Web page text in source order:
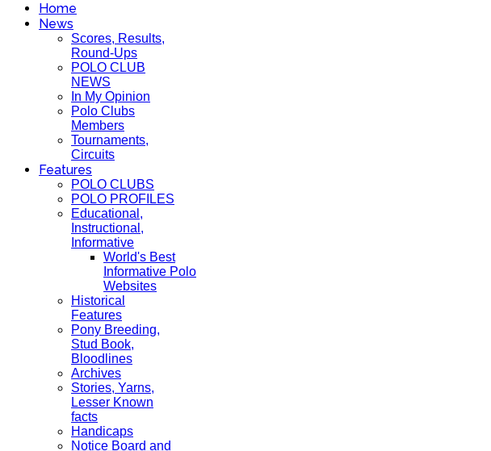
Home
News
Scores, Results,
Round-Ups
POLO CLUB
NEWS
In My Opinion
Polo Clubs
Members
Tournaments,
Circuits
Features
POLO CLUBS
POLO PROFILES
Educational,
Instructional,
Informative
World's Best
Informative Polo
Websites
Historical
Features
Pony Breeding,
Stud Book,
Bloodlines
Archives
Stories, Yarns,
Lesser Known
facts
Handicaps
Notice Board and